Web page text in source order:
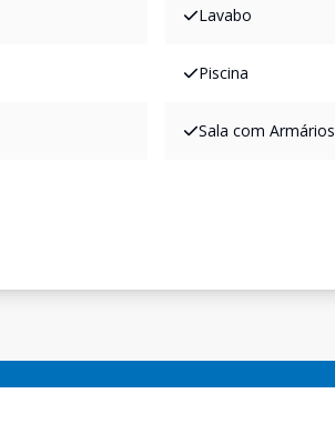
Lavabo
Piscina
Sala com Armários